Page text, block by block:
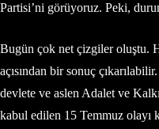
Partisi’ni görüyoruz. Peki,
Bugün çok net çizgiler oluştu.
açısından bir sonuç
devlete ve aslen Adalet ve
kabul edilen 15 Temmuz olayı